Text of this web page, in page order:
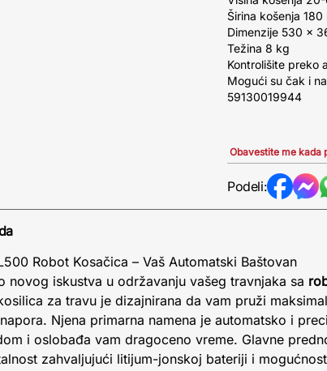
Širina košenja 180
Dimenzije 530 x
Težina 8 kg
Kontrolišite preko
Mogući su čak i
59130019944
Obavestite me kada
Podeli:
Robot Kosačica – Vaš Automatski Baštovan
novog iskustva u održavanju vašeg travnjaka sa
za travu je dizajnirana da vam pruži
Njena primarna namena je automatsko i
i oslobađa vam dragoceno vreme. Glavne
zahvaljujući litijum-jonskoj bateriji i